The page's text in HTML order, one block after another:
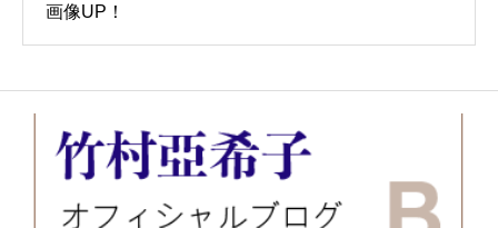
画像UP！
お問い合わせ 講演会・セミナー情報